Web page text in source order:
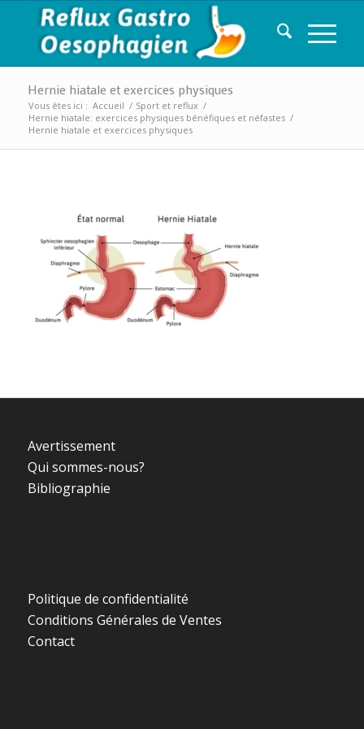
Hernie hiatale et exercices physiques
Vous êtes ici : Accueil / Sport et reflux /
Hernie hiatale: exercices physiques bénéfiques et néfastes /
Hernie hiatale et exercices physiques
Avertissement
Qui sommes-nous?
Bibliographie
Politique de confidentialité
Conditions Générales de Ventes
Contact